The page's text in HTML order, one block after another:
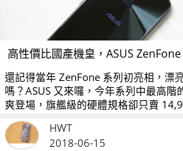
高性價比國產機皇，ASUS
還記得當年 ZenFone 系列初亮相，漂
嗎？ASUS 又來囉，今年系列中最高階
爽登場，旗艦級的硬體規格卻只賣
如何吧！
HWT
2018-06-15